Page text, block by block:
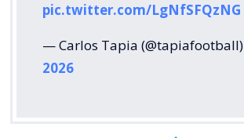
pic.twitter.com/LgNfSFQzNG
— Carlos Tapia (@tapiafootball)
2026